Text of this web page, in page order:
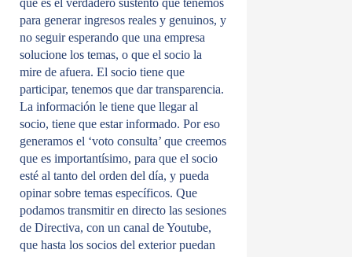
que es el verdadero sustento que tenemos
para generar ingresos reales y genuinos, y
no seguir esperando que una empresa
solucione los temas, o que el socio la
mire de afuera. El socio tiene que
participar, tenemos que dar transparencia.
La información le tiene que llegar al
socio, tiene que estar informado. Por eso
generamos el ‘voto consulta’ que creemos
que es importantísimo, para que el socio
esté al tanto del orden del día, y pueda
opinar sobre temas específicos. Que
podamos transmitir en directo las sesiones
de Directiva, con un canal de Youtube,
que hasta los socios del exterior puedan